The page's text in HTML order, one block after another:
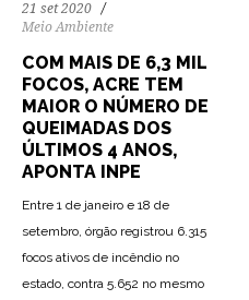
21 set 2020
Meio Ambiente
COM MAIS DE 6,3 MIL
FOCOS, ACRE TEM
MAIOR O NÚMERO DE
QUEIMADAS DOS
ÚLTIMOS 4 ANOS,
APONTA INPE
Entre 1 de janeiro e 18 de
setembro, órgão registrou 6.315
focos ativos de incêndio no
estado, contra 5.652 no mesmo